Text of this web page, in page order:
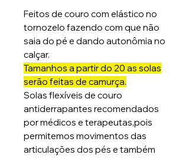
Feitos de couro com elástico no
tornozelo fazendo com que não
saia do pé e dando autonômia no
calçar.
Tamanhos a partir do 20 as solas
serão feitas de camurça.
Solas flexíveis de couro
antiderrapantes recomendados
por médicos e terapeutas,pois
permitemos movimentos das
articulações dos pés e também